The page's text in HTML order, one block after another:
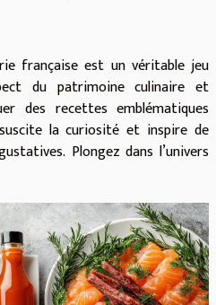
française est un véritable jeu
du patrimoine culinaire et
des recettes emblématiques
la curiosité et inspire de
Plongez dans l’univers